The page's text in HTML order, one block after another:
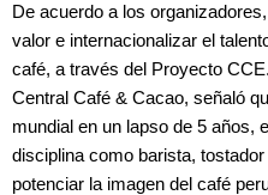
De acuerdo a los
valor e internacionalizar el
café, a través del Proyecto
Central Café & Cacao, señaló
mundial en un lapso de 5 años,
disciplina como barista,
potenciar la imagen del café